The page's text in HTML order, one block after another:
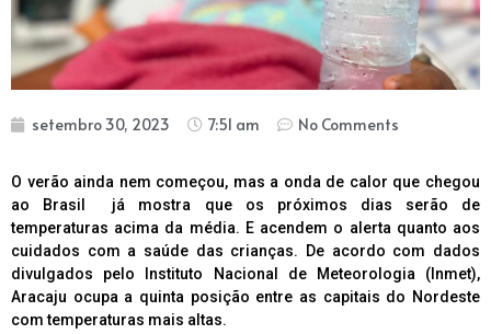
setembro 30, 2023 7:51 am No Comments
O verão ainda nem começou, mas a onda de calor que chegou
ao Brasil já mostra que os próximos dias serão de
temperaturas acima da média. E acendem o alerta quanto aos
cuidados com a saúde das crianças. De acordo com dados
divulgados pelo Instituto Nacional de Meteorologia (Inmet),
Aracaju ocupa a quinta posição entre as capitais do Nordeste
com temperaturas mais altas.